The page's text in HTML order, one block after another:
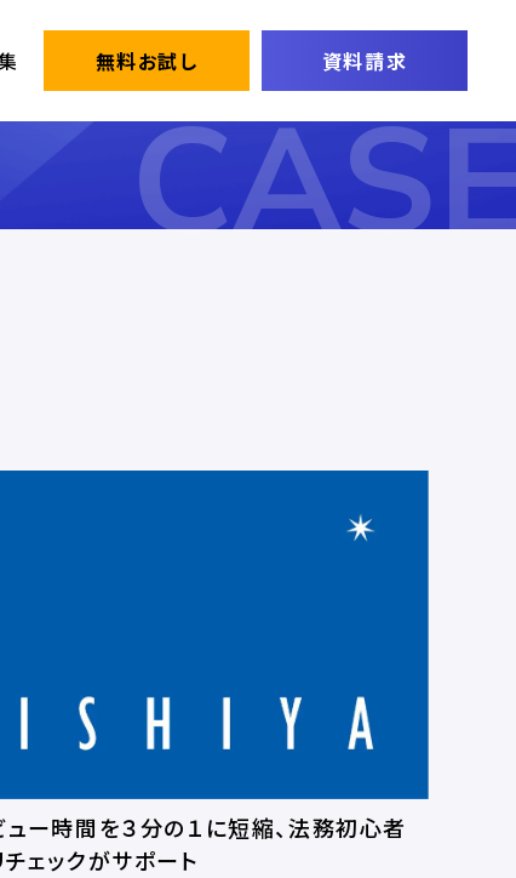
無料お試し 資料請求
ュー時間を３分の１に短縮、法務初心者
チェックがサポート